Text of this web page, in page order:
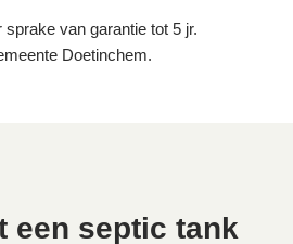
sprake van garantie tot 5 jr.
Doetinchem.
een septic tank